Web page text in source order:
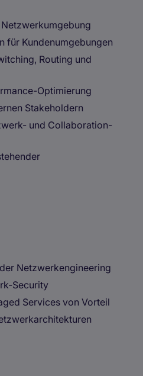
für Kundenumgebungen
Routing und
Optimierung
Stakeholdern
und Collaboration-
Netzwerkengineering
Security
Services von Vorteil